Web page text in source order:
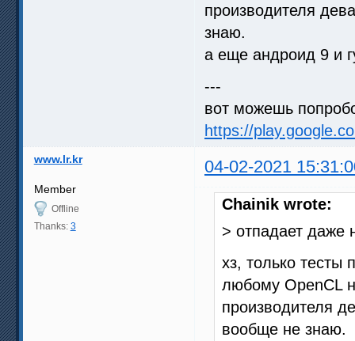
производителя
знаю.
а еще андроид 9 и
---
вот можешь
https://
www.lr.kr 04-02-2021
Member
Offline
Thanks: 3
Chainik wrote:
> отпадает даже
хз, только тесты
любому OpenCL
производителя
вообще не знаю.